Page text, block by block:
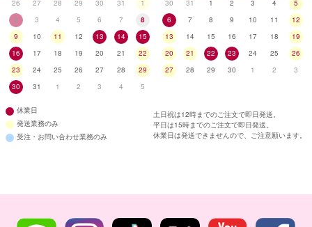
26
27 28 29 30 31
1
2
3 4 5 6 7
8
9
10 11 12 13 14
15
16
17 18 19 20 21
22
23
24 25 26 27 28
29
30
31 1 2 3 4 5
30
31 1 2 3 4
5
6
7 8 9 10 11
12
13
14 15 16 17 18
19
20
21 22 23 24 25
26
27
28 29 30 1 2 3
休業日
発送業務のみ
受注・お問い合わせ業務のみ
土日祝は12時までのご注文で即日発送。
平日は15時までのご注文で即日発送。
休業日は発送できませんので、ご注意願います。